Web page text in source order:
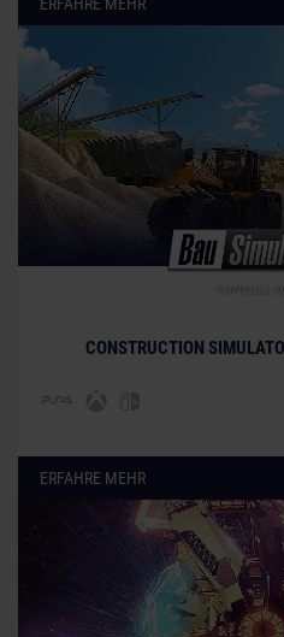
ERFAHRE MEHR
CONSTRUCTION
ERFAHRE MEHR